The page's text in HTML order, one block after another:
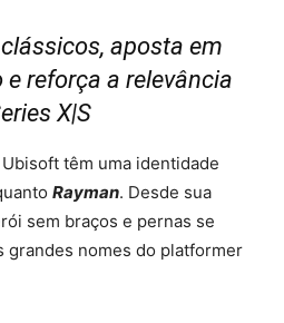
aposta em
reforça a relevância
X|S
têm uma identidade
Rayman. Desde sua
sem braços e pernas se
grandes nomes do platformer